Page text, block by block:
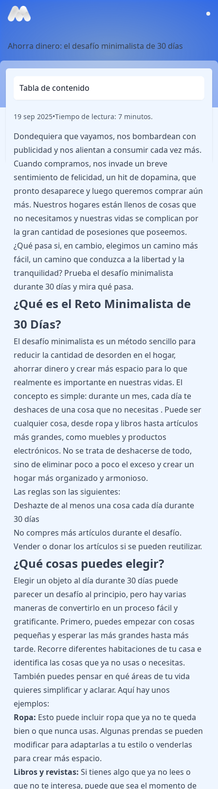
Ahorra dinero: el desafío minimalista de 30 días
Tabla de contenido
19 sep 2025•Tiempo de lectura: 7 minutos.
Dondequiera que vayamos, nos bombardean con
publicidad y nos alientan a consumir cada vez más.
Cuando compramos, nos invade un breve
sentimiento de felicidad, un hit de dopamina, que
pronto desaparece y luego queremos comprar aún
más. Nuestros hogares están llenos de cosas que
no necesitamos y nuestras vidas se complican por
la gran cantidad de posesiones que poseemos.
¿Qué pasa si, en cambio, elegimos un camino más
fácil, un camino que conduzca a la libertad y la
tranquilidad? Prueba el desafío minimalista
durante 30 días y mira qué pasa.
¿Qué es el Reto Minimalista de
30 Días?
El desafío minimalista es un método sencillo para
reducir la cantidad de desorden en el hogar,
ahorrar dinero y crear más espacio para lo que
realmente es importante en nuestras vidas. El
concepto es simple: durante un mes, cada día te
deshaces de una cosa que no necesitas . Puede ser
cualquier cosa, desde ropa y libros hasta artículos
más grandes, como muebles y productos
electrónicos. No se trata de deshacerse de todo,
sino de eliminar poco a poco el exceso y crear un
hogar más organizado y armonioso.
Las reglas son las siguientes:
Deshazte de al menos una cosa cada día durante
30 días
No compres más artículos durante el desafío.
Vender o donar los artículos si se pueden reutilizar.
¿Qué cosas puedes elegir?
Elegir un objeto al día durante 30 días puede
parecer un desafío al principio, pero hay varias
maneras de convertirlo en un proceso fácil y
gratificante. Primero, puedes empezar con cosas
pequeñas y esperar las más grandes hasta más
tarde. Recorre diferentes habitaciones de tu casa e
identifica las cosas que ya no usas o necesitas.
También puedes pensar en qué áreas de tu vida
quieres simplificar y aclarar. Aquí hay unos
ejemplos:
Ropa: Esto puede incluir ropa que ya no te queda
bien o que nunca usas. Algunas prendas se pueden
modificar para adaptarlas a tu estilo o venderlas
para crear más espacio.
Libros y revistas: Si tienes algo que ya no lees o
que no te interesa, puede que sea el momento de